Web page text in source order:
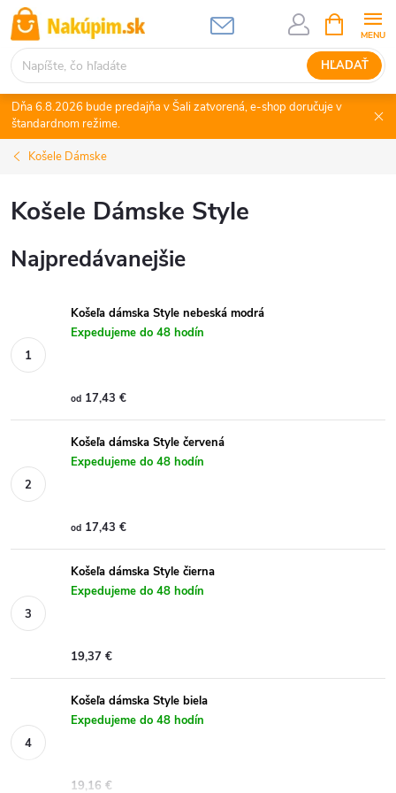
Prejsť
na
obsah
HĽADAŤ
KOŠÍK
Dňa 6.8.2026 bude predajňa v Šali zatvorená, e-shop doručuje v
štandardnom režime.
Košele Dámske
Košele Dámske Style
Najpredávanejšie
Košeľa dámska Style nebeská modrá
Expedujeme do 48 hodín
od 17,43 €
Košeľa dámska Style červená
Expedujeme do 48 hodín
od 17,43 €
Košeľa dámska Style čierna
Expedujeme do 48 hodín
19,37 €
Košeľa dámska Style biela
Expedujeme do 48 hodín
19,16 €